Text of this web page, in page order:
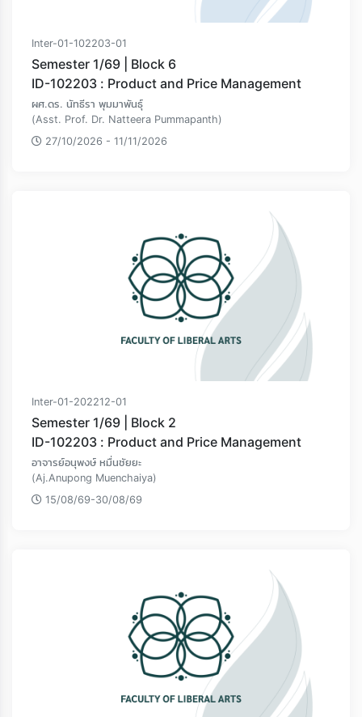
Inter-01-102203-01
Semester 1/69 | Block 6
ID-102203 : Product and Price Management
ผศ.ดร. นัทธีรา พุมมาพันธุ์
(Asst. Prof. Dr. Natteera Pummapanth)
27/10/2026 - 11/11/2026
Inter-01-202212-01
Semester 1/69 | Block 2
ID-102203 : Product and Price Management
อาจารย์อนุพงษ์ หมื่นชัยยะ
(Aj.Anupong Muenchaiya)
15/08/69-30/08/69